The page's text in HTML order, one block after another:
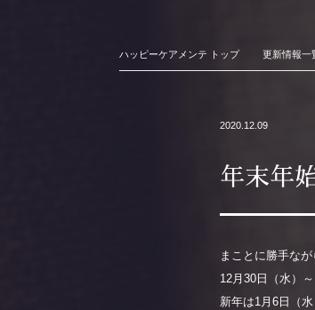
ハッピーケアメンテ トップ 更新情報一
2020.12.09
年末年
まことに勝手なが
12月30日（水）
新年は1月6日（